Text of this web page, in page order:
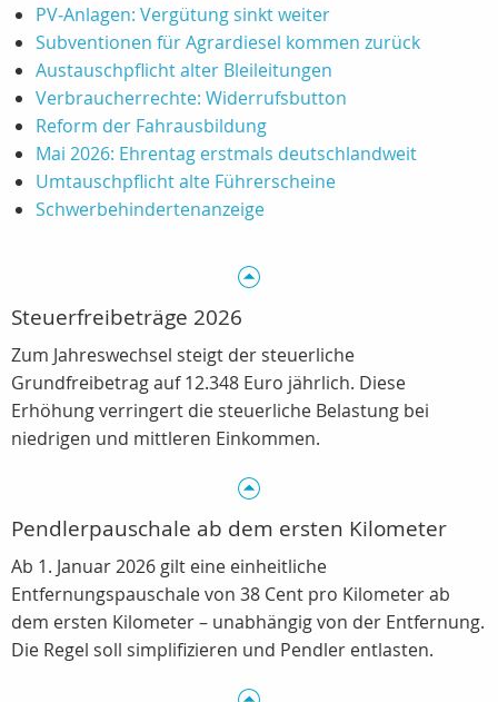
PV‑Anlagen: Vergütung sinkt weiter
Subventionen für Agrardiesel kommen zurück
Austauschpflicht alter Bleileitungen
Verbraucherrechte: Widerrufsbutton
Reform der Fahrausbildung
Mai 2026: Ehrentag erstmals deutschlandweit
Umtauschpflicht alte Führerscheine
Schwerbehindertenanzeige
Steuerfreibeträge 2026
Zum Jahreswechsel steigt der steuerliche
Grundfreibetrag auf 12.348 Euro jährlich. Diese
Erhöhung verringert die steuerliche Belastung bei
niedrigen und mittleren Einkommen.
Pendlerpauschale ab dem ersten Kilometer
Ab 1. Januar 2026 gilt eine einheitliche
Entfernungspauschale von 38 Cent pro Kilometer ab
dem ersten Kilometer – unabhängig von der Entfernung.
Die Regel soll simplifizieren und Pendler entlasten.